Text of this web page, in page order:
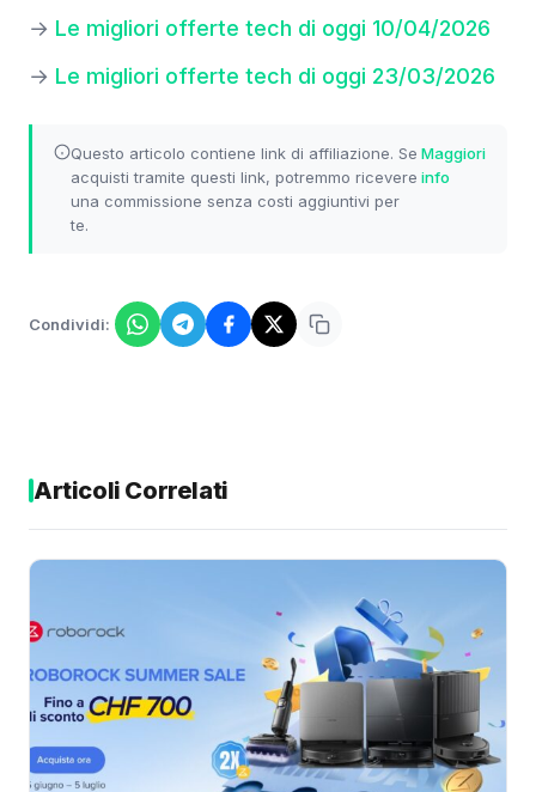
→ Le migliori offerte tech di oggi 10/04/2026
→ Le migliori offerte tech di oggi 23/03/2026
Questo articolo contiene link di affiliazione. Se
acquisti tramite questi link, potremmo ricevere
una commissione senza costi aggiuntivi per
te.
Maggiori
info
Condividi:
Articoli Correlati